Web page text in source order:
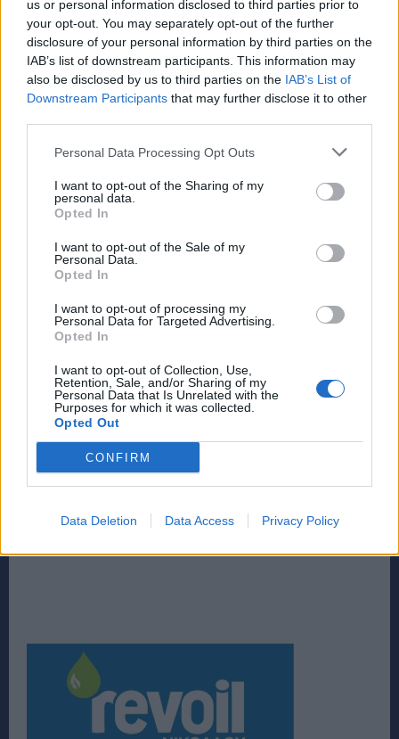
us or personal information disclosed to third parties prior to
your opt-out. You may separately opt-out of the further
disclosure of your personal information by third parties on the
IAB’s list of downstream participants. This information may
also be disclosed by us to third parties on the IAB’s List of
Downstream Participants that may further disclose it to other
Personal Data Processing Opt Outs
I want to opt-out of the Sharing of my
personal data.
Opted In
I want to opt-out of the Sale of my
Personal Data.
Opted In
I want to opt-out of processing my
Personal Data for Targeted Advertising.
Opted In
I want to opt-out of Collection, Use,
Retention, Sale, and/or Sharing of my
Personal Data that Is Unrelated with the
Purposes for which it was collected.
Opted Out
CONFIRM
Data Deletion Data Access Privacy Policy